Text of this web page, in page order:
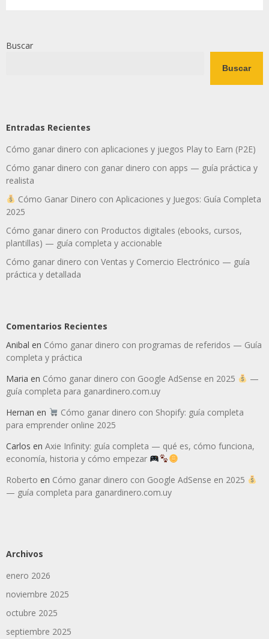
Buscar
Buscar
Entradas Recientes
Cómo ganar dinero con aplicaciones y juegos Play to Earn (P2E)
Cómo ganar dinero con ganar dinero con apps — guía práctica y
realista
Cómo Ganar Dinero con Aplicaciones y Juegos: Guía Completa
2025
Cómo ganar dinero con Productos digitales (ebooks, cursos,
plantillas) — guía completa y accionable
Cómo ganar dinero con Ventas y Comercio Electrónico — guía
práctica y detallada
Comentarios Recientes
Anibal en Cómo ganar dinero con programas de referidos — Guía
completa y práctica
Maria en Cómo ganar dinero con Google AdSense en 2025
—
guía completa para ganardinero.com.uy
Hernan en
Cómo ganar dinero con Shopify: guía completa
para emprender online 2025
Carlos en Axie Infinity: guía completa — qué es, cómo funciona,
economía, historia y cómo empezar
Roberto en Cómo ganar dinero con Google AdSense en 2025
— guía completa para ganardinero.com.uy
Archivos
enero 2026
noviembre 2025
octubre 2025
septiembre 2025